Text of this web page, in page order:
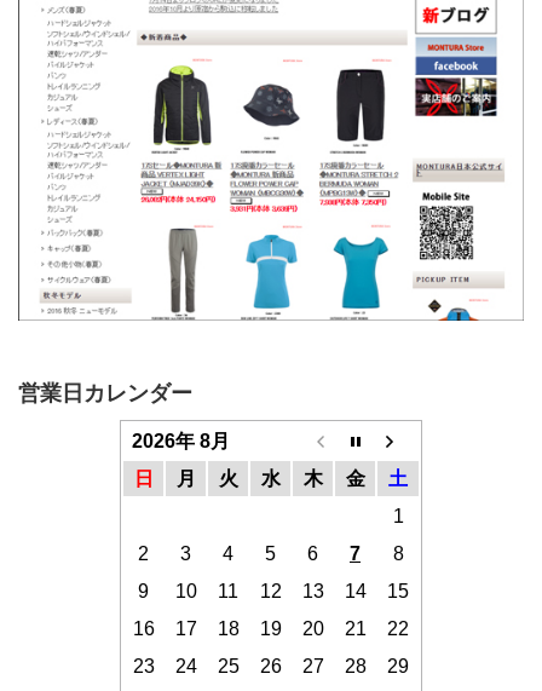
営業日カレンダー
2026年 8月
日
月 火 水 木 金
土
1
2
3 4 5 6 7
8
9
10 11 12 13 14
15
16
17 18 19 20 21
22
23
24 25 26 27 28
29